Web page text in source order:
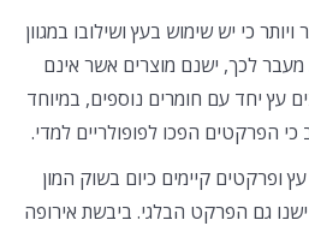
כי יש שימוש בעץ ושילובו במגוון
מעבר לכך, ישנם מוצרים אשר אינם
עץ יחד עם חומרים נוספים, במיוחד
הפרקטים הפכו לפופולריים למדי.
ופרקטים קיימים כיום בשוק המון
גם הפרקט הבלגי. ביבשת אירופה